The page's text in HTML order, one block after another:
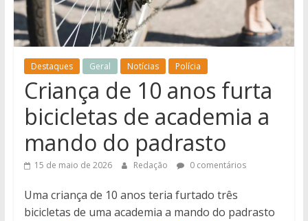
notícias
de
Iguatemi
região.
Destaques Geral Notícias Polícia
Criança de 10 anos furta
bicicletas de academia a
mando do padrasto
15 de maio de 2026 Redação 0 comentários
Uma criança de 10 anos teria furtado três
bicicletas de uma academia a mando do padrasto